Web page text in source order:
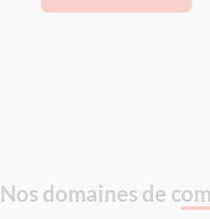
Nos domaines de